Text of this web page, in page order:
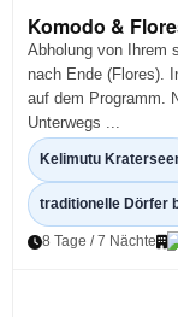
Komodo &
Abholung von Ihrem
nach Ende (Flores).
auf dem Programm.
Unterwegs ...
Kelimutu
traditionelle Dörfer
8 Tage / 7 Nächte